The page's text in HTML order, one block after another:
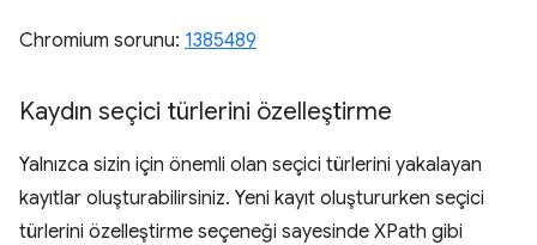
Chromium sorunu: 1385489
Kaydın seçici türlerini özelleştirme
Yalnızca sizin için önemli olan seçici türlerini yakalayan
kayıtlar oluşturabilirsiniz. Yeni kayıt oluştururken seçici
türlerini özelleştirme seçeneği sayesinde XPath gibi